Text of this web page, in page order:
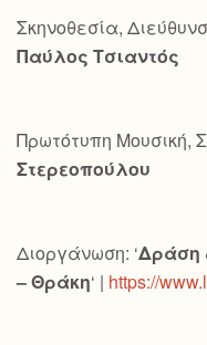
Σκηνοθεσία,
Παύλος Τσιαντός
Πρωτότυπη Μουσική,
Στερεοπούλου
Διοργάνωση: ‘Δράση
– Θράκη‘ | https://